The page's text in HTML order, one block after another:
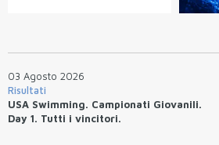
03 Agosto 2026
Risultati
USA Swimming. Campionati Giovanili.
Day 1. Tutti i vincitori.